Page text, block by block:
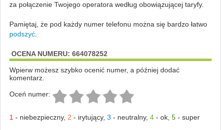
za połączenie Twojego operatora według obowiązującej taryfy.
Pamiętaj, że pod każdy numer telefonu można się bardzo łatwo
podszyć.
OCENA NUMERU: 664078252
Wpierw możesz szybko ocenić numer, a później dodać
komentarz.
Oceń numer:
1 - niebezpieczny, 2 - irytujący, 3 - neutralny, 4- ok, 5- super